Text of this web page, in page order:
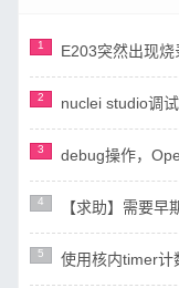
1 E203突然出现
2 nuclei studio调
3 debug操作，
4 【求助】需要
5 使用核内timer计